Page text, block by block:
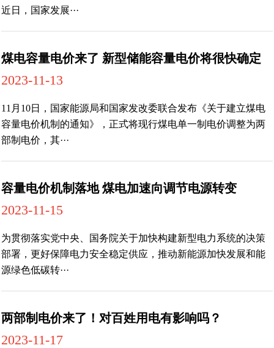
近日，国家发展···
煤电容量电价来了 新型储能容量电价将很快确定
2023-11-13
11月10日，国家能源局和国家发改委联合发布《关于建立煤电
容量电价机制的通知》，正式将现行煤电单一制电价调整为两
部制电价，其···
容量电价机制落地 煤电加速向调节电源转变
2023-11-15
为贯彻落实党中央、国务院关于加快构建新型电力系统的决策
部署，更好保障电力安全稳定供应，推动新能源加快发展和能
源绿色低碳转···
两部制电价来了！对百姓用电有影响吗？
2023-11-17